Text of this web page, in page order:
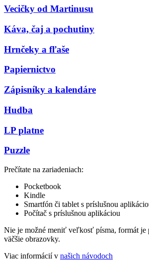
Vecičky od Martinusu
Káva, čaj a pochutiny
Hrnčeky a fľaše
Papiernictvo
Zápisníky a kalendáre
Hudba
LP platne
Puzzle
Prečítate na zariadeniach:
Pocketbook
Kindle
Smartfón či tablet s príslušnou
Počítač s príslušnou aplikáciou
Nie je možné meniť veľkosť písma, formát je
väčšie obrazovky.
Viac informácií v našich návodoch